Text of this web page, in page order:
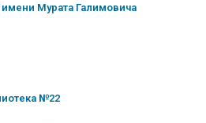
Мурата Галимовича
№22